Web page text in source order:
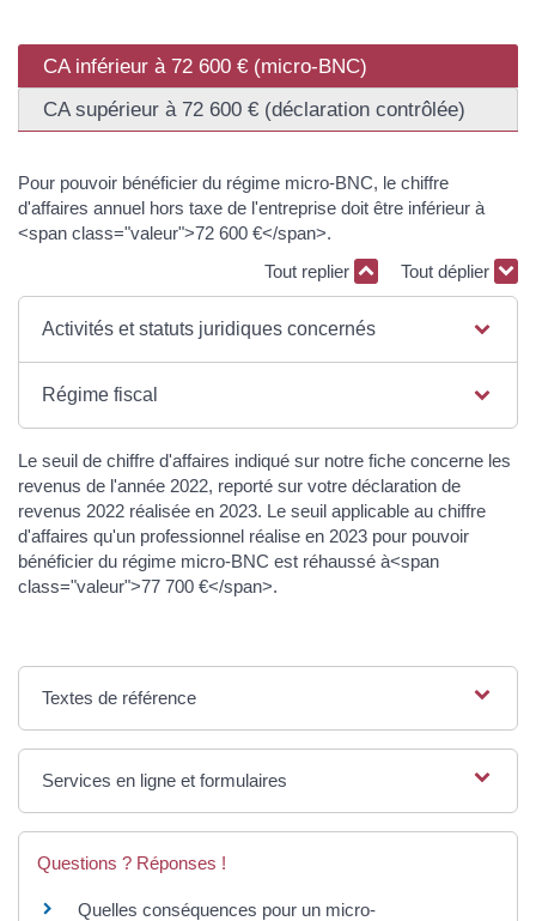
CA inférieur à 72 600 € (micro-BNC)
CA supérieur à 72 600 € (déclaration contrôlée)
Pour pouvoir bénéficier du régime micro-BNC, le chiffre
d'affaires annuel hors taxe de l'entreprise doit être inférieur à
<span class="valeur">72 600 €</span>.
Tout replier
Tout déplier
Activités et statuts juridiques concernés
Régime fiscal
Le seuil de chiffre d'affaires indiqué sur notre fiche concerne les
revenus de l'année 2022, reporté sur votre déclaration de
revenus 2022 réalisée en 2023. Le seuil applicable au chiffre
d'affaires qu'un professionnel réalise en 2023 pour pouvoir
bénéficier du régime micro-BNC est réhaussé à<span
class="valeur">77 700 €</span>.
Textes de référence
Services en ligne et formulaires
Questions ? Réponses !
Quelles conséquences pour un micro-